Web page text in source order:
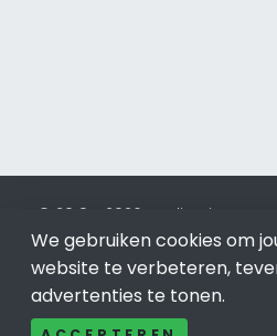
© 2019 - 2026 Realisatie en
Internet. Betaal alleen voor
optimalisatie No Cure No Pay.
Internet.
We gebruiken cookies om
website te verbeteren,
advertenties te tonen.